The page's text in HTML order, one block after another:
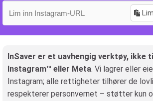
InSaver er et uavhengig verktøy, ikke
Instagram™ eller Meta. Vi lagrer eller
Instagram; alle rettigheter tilhører de
respekterer personvernet – støtter kun